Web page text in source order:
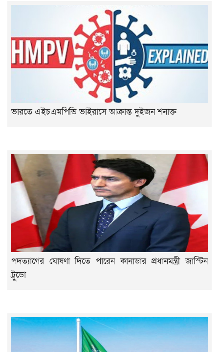
ভারতে এইচএমপিভি ভাইরাসে আক্রান্ত দুইজন শনাক্ত
পদত্যাগের ঘোষণা দিতে পারেন কানাডার প্রধানমন্ত্রী জাস্টিন
ট্রুডো